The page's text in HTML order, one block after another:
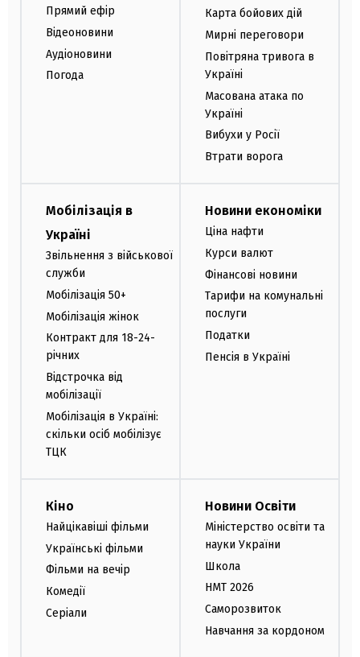
Прямий ефір
Відеоновини
Аудіоновини
Погода
Карта бойових дій
Мирні переговори
Повітряна тривога в
Україні
Масована атака по
Україні
Вибухи у Росії
Втрати ворога
Мобілізація в
Україні
Звільнення з військової
служби
Мобілізація 50+
Мобілізація жінок
Контракт для 18-24-
річних
Відстрочка від
мобілізації
Мобілізація в Україні:
скільки осіб мобілізує
ТЦК
Новини економіки
Ціна нафти
Курси валют
Фінансові новини
Тарифи на комунальні
послуги
Податки
Пенсія в Україні
Кіно
Найцікавіші фільми
Українські фільми
Фільми на вечір
Комедії
Серіали
Новини Освіти
Міністерство освіти та
науки України
Школа
НМТ 2026
Саморозвиток
Навчання за кордоном